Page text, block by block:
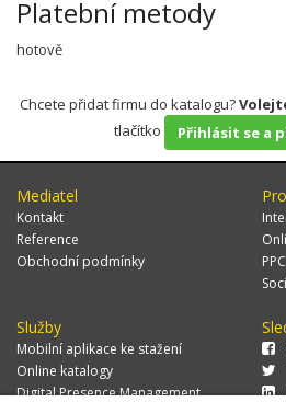
Platební metody
hotově
Chcete přidat firmu do katalogu?
tlačítko
Přihlásit se a
Mediatel
Kontakt
Reference
Obchodní podmínky
Služby
Mobilní aplikace ke stažení
Online katalogy
Digital Presence Management